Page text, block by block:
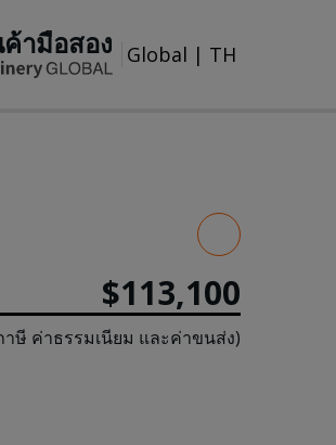
ามือสอง Global | TH
$113,100
ษี ค่าธรรมเนียม และค่าขนส่ง)